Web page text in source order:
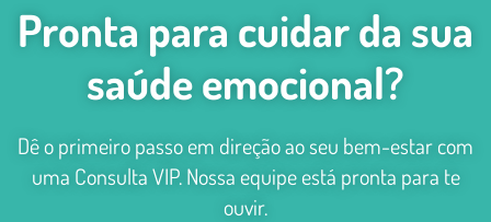
Pronta para cuidar da sua
saúde emocional?
Dê o primeiro passo em direção ao seu bem-estar com
uma Consulta VIP. Nossa equipe está pronta para te
ouvir.